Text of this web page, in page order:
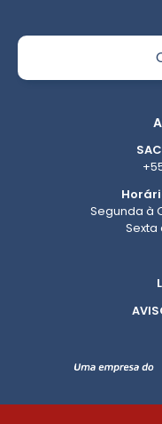
Segunda à
Sexta